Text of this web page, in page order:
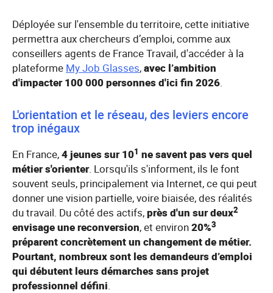
Déployée sur l'ensemble du territoire, cette initiative
permettra aux chercheurs d’emploi, comme aux
conseillers agents de France Travail, d'accéder à la
plateforme My Job Glasses,avec l’ambition
d'impacter 100 000 personnes d'ici fin 2026.
L'orientation et le réseau, des leviers encore
trop inégaux
En France,4 jeunes sur 101 ne savent pas vers quel
métier s'orienter. Lorsqu'ils s'informent, ils le font
souvent seuls, principalement via Internet, ce qui peut
donner une vision partielle, voire biaisée, des réalités
du travail. Du côté des actifs,près d'un sur deux2
envisage une reconversion, et environ20%3
préparent concrètement un changement de métier.
Pourtant, nombreux sont les demandeurs d’emploi
qui débutent leurs démarches sans projet
professionnel défini.